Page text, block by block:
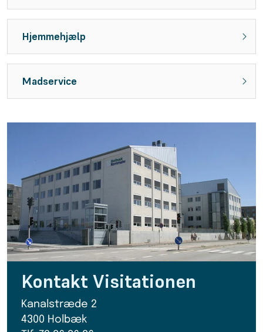
Hjemmehjælp
Madservice
Kontakt Visitationen
Kanalstræde 2
4300 Holbæk